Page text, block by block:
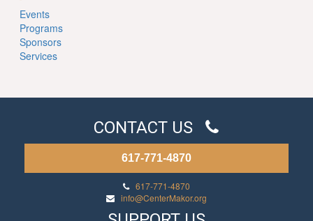
Events
Programs
Sponsors
Services
CONTACT US
617-771-4870
617-771-4870
info@CenterMakor.org